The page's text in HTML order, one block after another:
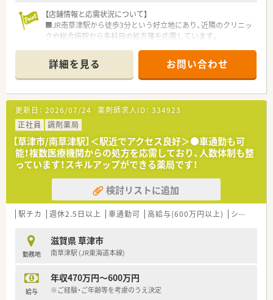
【店舗情報と応需状況について】
■JR南草津駅から徒歩3分という好立地にあり、近隣のクリニッ
クや総合病院から多科目の処方箋を応需しています。
う手厚い人員配置で業務を分担しています。
■応需科目は心療内科や精神科、眼科、耳鼻科、内科と幅広く、
1800品目以上の豊富な医薬品を取り扱います。
【募集背景と求める人物像について】
■地域医療へのさらなる貢献と体制強化を目的とした増員募集
のため、意欲的な薬剤師の方を急募しております。
■30代から50代前半までの幅広い年齢層を想定しており、病院
での勤務経験がある方も積極的に採用しています。
■未経験の方は35歳まで応募が可能となっており、地域の方々
に心温まるサービスを提供したい方を求めています。
【法人特徴について】
■滋賀県内に4店舗を展開している地域密着型の法人で、個人経
営ならではの風通しの良い社風です。
り、医療と介護の両面から地域を支える企業です。
■患者様とのコミュニケーションを大切にするため、座ってゆっ
くりとお話ができる座り投薬を導入しています。
【求人情報について】
■想定年収は450万円から550万円となっており、これまでのご
詳細を見る お問い合わせ
更新日： 2026/07/24 薬剤師求人ID： 334923
正社員
調剤薬局
【草津市/南草津駅】＜駅近でアクセス良好＞●車通勤も可
能！複数医療機関からの処方を応需しており、人数体制も整
っています！スキルアップができる薬局です！
検討リストに追加
駅チカ 週休2.5日以上 車通勤可 高給与(600万円以上) シフト制
勤務地
滋賀県 草津市
南草津駅 (JR東海道本線)
給与
年収470万円～600万円
※ご経験・ご年齢等を考慮のうえ決定